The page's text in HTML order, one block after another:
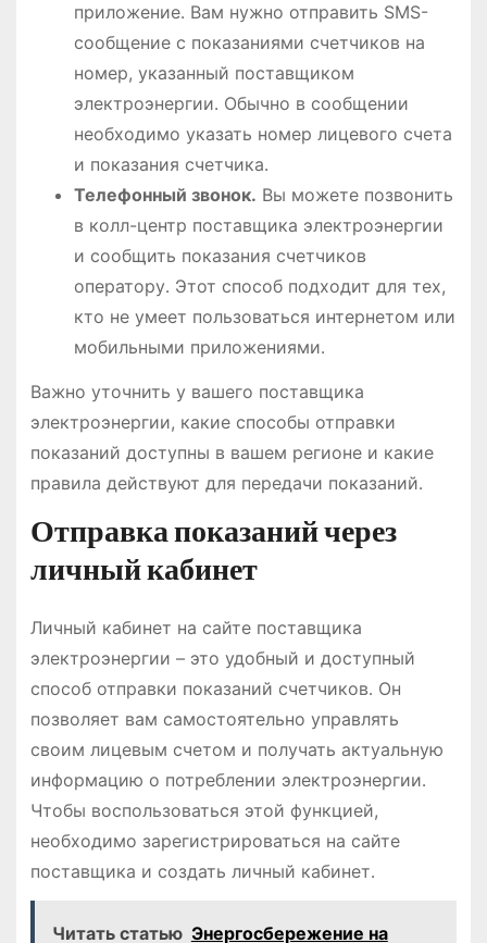
приложение․ Вам нужно отправить SMS-
сообщение с показаниями счетчиков на
номер, указанный поставщиком
электроэнергии․ Обычно в сообщении
необходимо указать номер лицевого счета
и показания счетчика․
Телефонный звонок․ Вы можете позвонить
в колл-центр поставщика электроэнергии
и сообщить показания счетчиков
оператору․ Этот способ подходит для тех,
кто не умеет пользоваться интернетом или
мобильными приложениями․
Важно уточнить у вашего поставщика
электроэнергии, какие способы отправки
показаний доступны в вашем регионе и какие
правила действуют для передачи показаний․
Отправка показаний через
личный кабинет
Личный кабинет на сайте поставщика
электроэнергии – это удобный и доступный
способ отправки показаний счетчиков․ Он
позволяет вам самостоятельно управлять
своим лицевым счетом и получать актуальную
информацию о потреблении электроэнергии․
Чтобы воспользоваться этой функцией,
необходимо зарегистрироваться на сайте
поставщика и создать личный кабинет․
Читать статью Энергосбережение на